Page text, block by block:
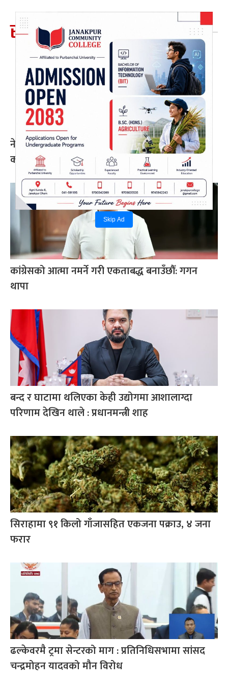
Skip Ad
सम्बन्धित खबर
नेपाल प्रिमियर लिग : हरमित सिंह जनकपुर बोल्ट्सको
कप्तान
कांग्रेसको आत्मा नमर्ने गरी एकताबद्ध बनाउँछौँ: गगन
थापा
बन्द र घाटामा थलिएका केही उद्योगमा आशालाग्दा
परिणाम देखिन थाले : प्रधानमन्त्री शाह
सिराहामा ९१ किलो गाँजासहित एकजना पक्राउ, ४ जना
फरार
ढल्केवरमै ट्रमा सेन्टरको माग : प्रतिनिधिसभामा सांसद
चन्द्रमोहन यादवको मौन विरोध